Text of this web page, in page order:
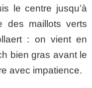
le centre jusqu’à
des maillots verts
: on vient en
bien gras avant le
avec impatience.